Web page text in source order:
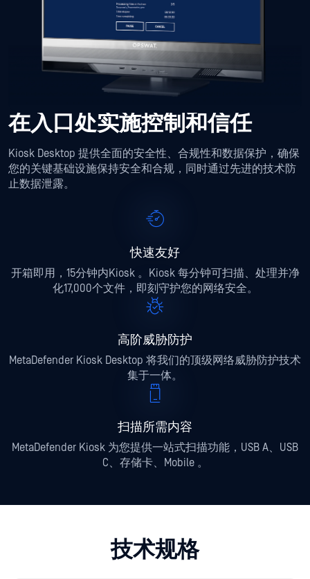
在入口处实施控制和信任
Kiosk Desktop 提供全面的安全性、合规性和数据保护，确保
您的关键基础设施保持安全和合规，同时通过先进的技术防
止数据泄露。
快速友好
开箱即用，15分钟内Kiosk 。Kiosk 每分钟可扫描、处理并净
化17,000个文件，即刻守护您的网络安全。
高阶威胁防护
MetaDefender Kiosk Desktop 将我们的顶级网络威胁防护技术
集于一体。
扫描所需内容
MetaDefender Kiosk 为您提供一站式扫描功能，USB A、USB
C、存储卡、Mobile 。
技术规格